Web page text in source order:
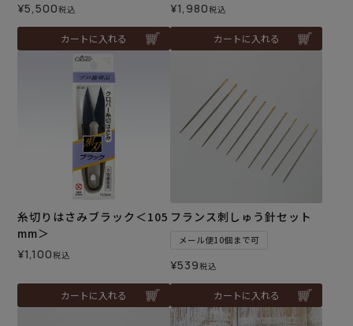
¥5,500税込
カートに入れる
¥1,980税込
カートに入れる
糸切りはさみブラック＜105
mm＞
¥1,100税込
カートに入れる
フランス刺しゅう針セット
メール便10個まで可
¥539税込
カートに入れる